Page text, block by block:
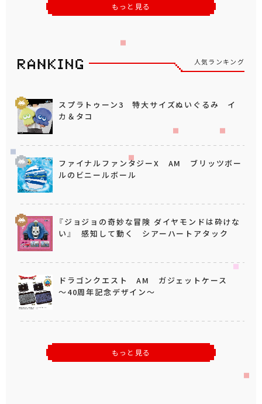
もっと見る
人気ランキング
スプラトゥーン3 特大サイズぬいぐるみ イ
カ＆タコ
ファイナルファンタジーX AM ブリッツボー
ルのビニールボール
『ジョジョの奇妙な冒険 ダイヤモンドは砕けな
い』 感知して動く シアーハートアタック
ドラゴンクエスト AM ガジェットケース
～40周年記念デザイン～
もっと見る